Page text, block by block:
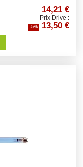
14,21 €
Prix Drive :
-5% 13,50 €